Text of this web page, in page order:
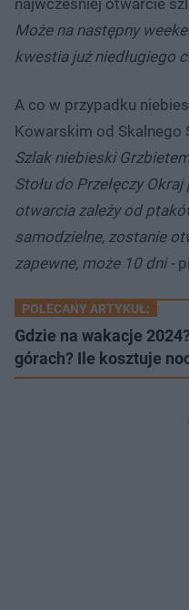
Może na następny
kwestia już niedługiego
A co w przypadku
Kowarskim od Skalnego
Szlak niebieski
Stołu do Przełęczy
otwarcia zależy od
samodzielne, zostanie
zapewne, może 10 dni -
POLECANY ARTYKUŁ:
Gdzie na wakacje
górach? Ile kosztuje